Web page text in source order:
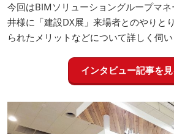
今回はBIMソリューショングループマ
井様に「建設DX展」来場者とのやりと
られたメリットなどについて詳しく伺い
インタビュー記事を見